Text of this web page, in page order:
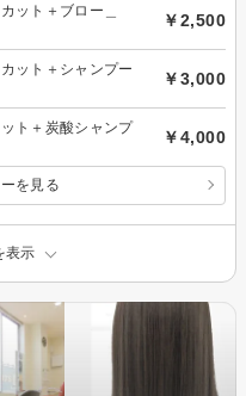
ット＋ブロー＿
￥2,500
ット＋シャンプー
￥3,000
ト＋炭酸シャンプ
￥4,000
を見る
表示